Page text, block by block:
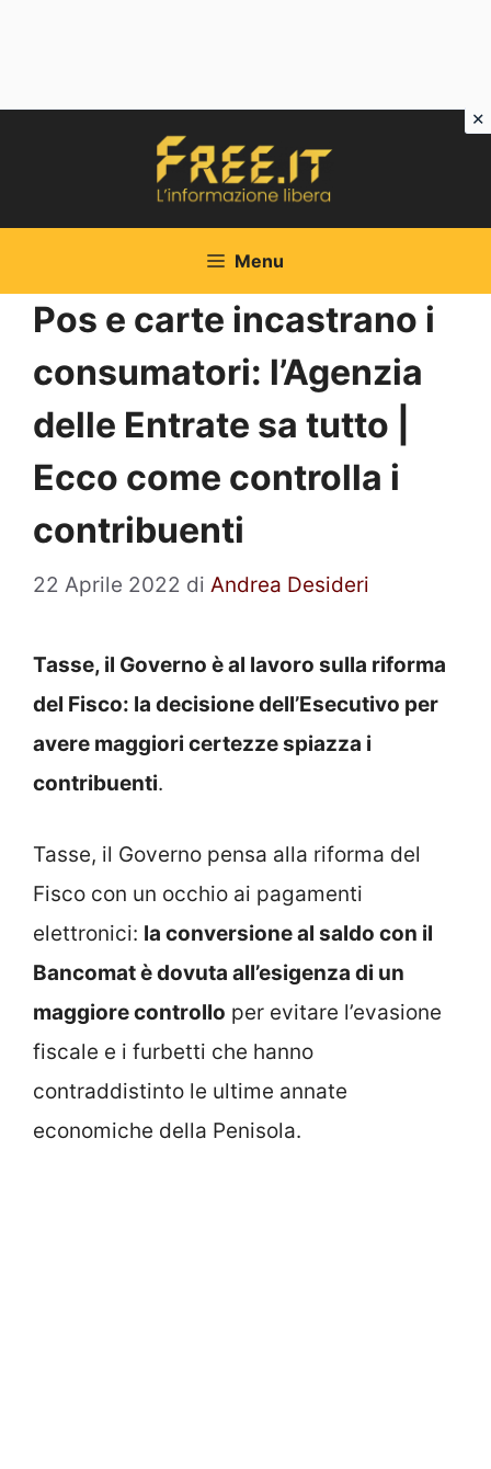
Menu
Pos e carte incastrano i
consumatori: l’Agenzia
delle Entrate sa tutto |
Ecco come controlla i
contribuenti
22 Aprile 2022 di Andrea Desideri
Tasse, il Governo è al lavoro sulla riforma
del Fisco: la decisione dell’Esecutivo per
avere maggiori certezze spiazza i
contribuenti.
Tasse, il Governo pensa alla riforma del
Fisco con un occhio ai pagamenti
elettronici: la conversione al saldo con il
Bancomat è dovuta all’esigenza di un
maggiore controllo per evitare l’evasione
fiscale e i furbetti che hanno
contraddistinto le ultime annate
economiche della Penisola.